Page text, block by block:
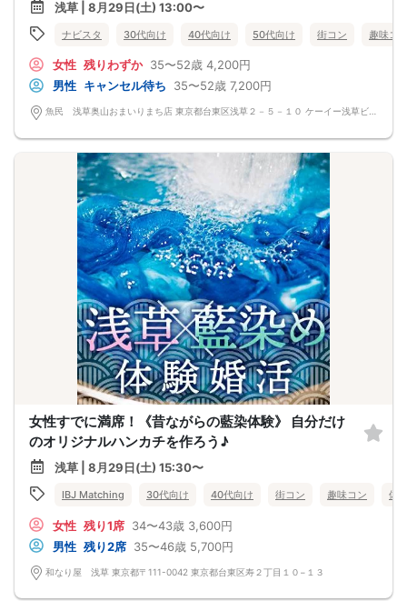
浅草 | 8月29日(土) 13:00〜
ナビスタ 30代向け 40代向け 50代向け 街コン 趣味コ
女性 残りわずか 35〜52歳 4,200円
男性 キャンセル待ち 35〜52歳 7,200円
女性すでに満席！《昔ながらの藍染体験》 自分だけ
のオリジナルハンカチを作ろう♪
浅草 | 8月29日(土) 15:30〜
IBJ Matching 30代向け 40代向け 街コン 趣味コン 体
女性 残り1席 34〜43歳 3,600円
男性 残り2席 35〜46歳 5,700円
和なり屋 浅草 東京都〒111-0042 東京都台東区寿２丁目１０−１３